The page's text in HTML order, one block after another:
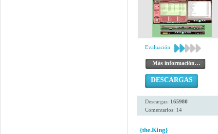
Evaluación:
Más información…
DESCARGAS
Descargas: 165980
Comentarios: 14
{the.King}